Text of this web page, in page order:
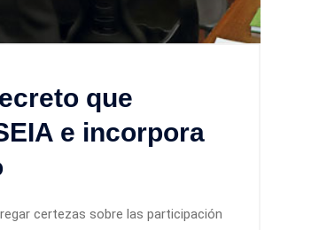
que
e incorpora
certezas sobre las participación